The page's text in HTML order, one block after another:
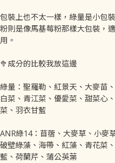
包裝上也不太一樣，綠量是小包
粉則是像馬基莓粉那樣大包裝，
用。
🥦成分的比較我放這邊
綠量：聖羅勒、紅景天、大麥苗
白菜、青江菜、優愛菜、甜菜心
菜、羽衣甘藍
ANR綠14：苜蓿、大麥草、小麥
破壁綠藻、海帶、紅藻、青花菜
藍、荷蘭芹、蒲公英葉